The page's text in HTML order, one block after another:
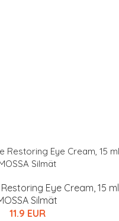
Eye Cream, 15 ml
Silmät
11.9 EUR